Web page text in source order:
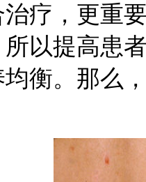
疗，更重
以提高患
衡。那么